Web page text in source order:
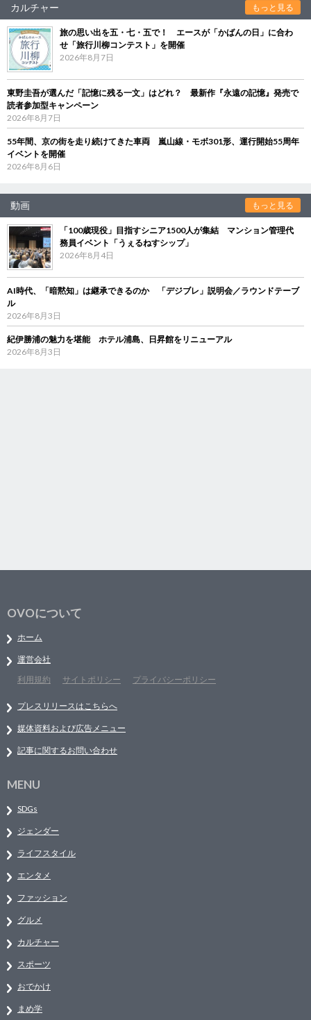
カルチャー もっと見る
旅の思い出を五・七・五で！ エースが「かばんの日」に合わ
せ「旅行川柳コンテスト」を開催
2026年8月7日
東野圭吾が選んだ「記憶に残る一文」はどれ？ 最新作『永遠の記憶』発売で
読者参加型キャンペーン
2026年8月7日
55年間、京の街を走り続けてきた車両 嵐山線・モボ301形、運行開始55周年
イベントを開催
2026年8月6日
動画 もっと見る
「100歳現役」目指すシニア1500人が集結 マンション管理代
務員イベント「うぇるねすシップ」
2026年8月4日
AI時代、「暗黙知」は継承できるのか 「デジブレ」説明会／ラウンドテーブ
ル
2026年8月3日
紀伊勝浦の魅力を堪能 ホテル浦島、日昇館をリニューアル
2026年8月3日
OVOについて
ホーム
運営会社
利用規約
サイトポリシー プライバシーポリシー
プレスリリースはこちらへ
媒体資料および広告メニュー
記事に関するお問い合わせ
MENU
SDGs
ジェンダー
ライフスタイル
エンタメ
ファッション
グルメ
カルチャー
スポーツ
おでかけ
まめ学